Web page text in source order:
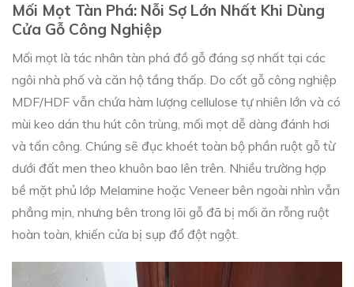
Mối Mọt Tàn Phá: Nỗi Sợ Lớn Nhất Khi Dùng
Cửa Gỗ Công Nghiệp
Mối mọt là tác nhân tàn phá đồ gỗ đáng sợ nhất tại các
ngôi nhà phố và căn hộ tầng thấp. Do cốt gỗ công nghiệp
MDF/HDF vẫn chứa hàm lượng cellulose tự nhiên lớn và có
mùi keo dán thu hút côn trùng, mối mọt dễ dàng đánh hơi
và tấn công. Chúng sẽ đục khoét toàn bộ phần ruột gỗ từ
dưới đất men theo khuôn bao lên trên. Nhiều trường hợp
bề mặt phủ lớp Melamine hoặc Veneer bên ngoài nhìn vẫn
phẳng mịn, nhưng bên trong lõi gỗ đã bị mối ăn rỗng ruột
hoàn toàn, khiến cửa bị sụp đổ đột ngột.